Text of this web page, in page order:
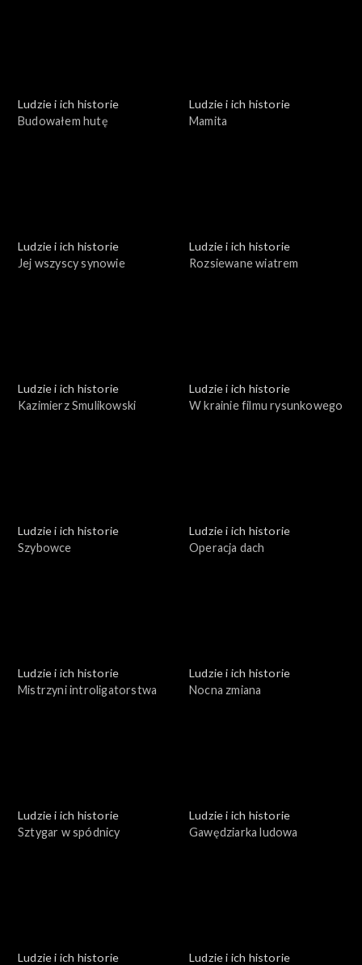
Ludzie i ich historie
Budowałem hutę
Ludzie i ich historie
Mamita
Ludzie i ich historie
Jej wszyscy synowie
Ludzie i ich historie
Rozsiewane wiatrem
Ludzie i ich historie
Kazimierz Smulikowski
Ludzie i ich historie
W krainie filmu rysunkowego
Ludzie i ich historie
Szybowce
Ludzie i ich historie
Operacja dach
Ludzie i ich historie
Mistrzyni introligatorstwa
Ludzie i ich historie
Nocna zmiana
Ludzie i ich historie
Sztygar w spódnicy
Ludzie i ich historie
Gawędziarka ludowa
Ludzie i ich historie
Ludzie i ich historie